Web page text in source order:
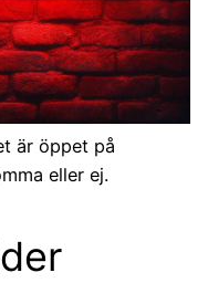
är öppet på
eller ej.